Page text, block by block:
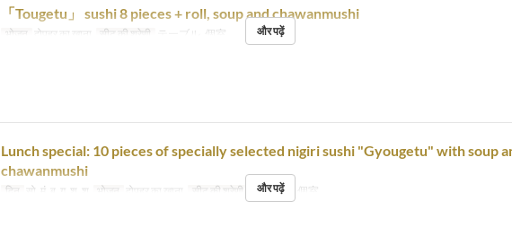
「Tougetu」 sushi 8 pieces + roll, soup and chawanmushi
भोजन दोपहर का खाना सीट की श्रेणी テーブル, 個室 और पढ़ें
Lunch special: 10 pieces of specially selected nigiri sushi "Gyougetu" with soup
chawanmushi
दिन सो, मं, बु, गु, शु, श भोजन दोपहर का खाना सीट की श्रेणी テーブル, 個室
और पढ़ें